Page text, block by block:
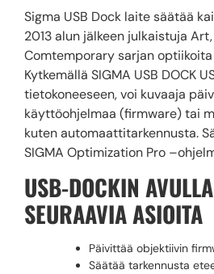
Sigma USB Dock laite säätää
2013 alun jälkeen julkaistuja
Comtemporary sarjan optiikoita
Kytkemällä SIGMA USB DOCK
tietokoneeseen, voi kuvaaja
käyttöohjelmaa (firmware) tai
kuten automaattitarkennusta.
SIGMA Optimization Pro
USB-DOCKIN
SEURAAVIA ASIOITA
Päivittää objektiivin
Säätää tarkennusta